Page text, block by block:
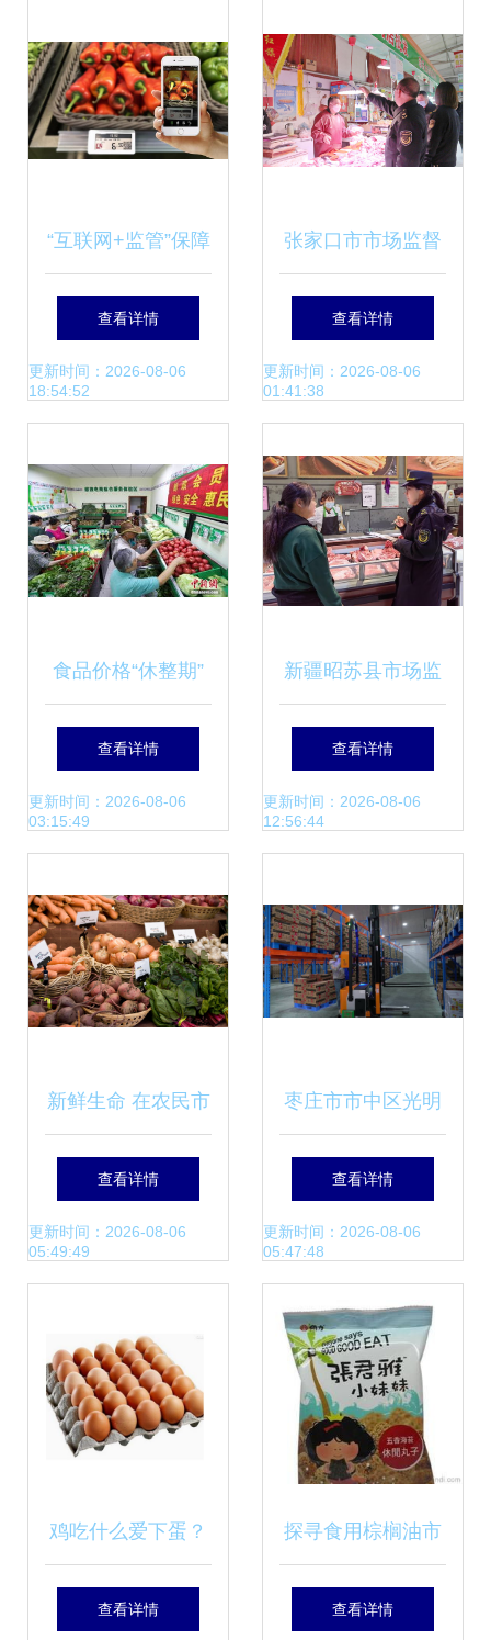
“互联网+监管”保障
惠州食用农产品安
全
查看详情
更新时间：2026-08-06
18:54:52
张家口市市场监督
管理局开展禁用“生
鲜灯”专项检查 守
安全
查看详情
更新时间：2026-08-06
01:41:38
食品价格“休整期”
你餐桌上的开支悄
然舒缓了吗？
查看详情
更新时间：2026-08-06
03:15:49
新疆昭苏县市场监
管局开展生鲜灯使
用情况专项检查，
全
查看详情
更新时间：2026-08-06
12:56:44
新鲜生命 在农民市
场握住的季节精华
查看详情
更新时间：2026-08-06
05:49:49
枣庄市市中区光明
路街道:5G+智慧工
厂 赋能乡村振兴
查看详情
更新时间：2026-08-06
05:47:48
鸡吃什么爱下蛋？
——科学饲养与食
查看详情
探寻食用棕榈油市
场 供应、批发、价
查看详情